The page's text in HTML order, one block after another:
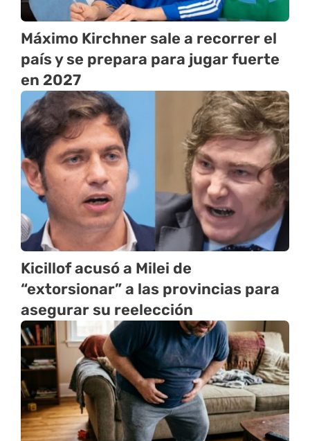
Máximo Kirchner sale a recorrer el
país y se prepara para jugar fuerte
en 2027
Kicillof acusó a Milei de
“extorsionar” a las provincias para
asegurar su reelección